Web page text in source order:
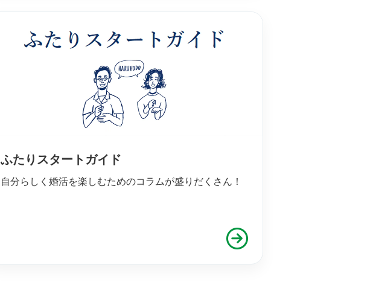
ふたりスタートガイド
自分らしく婚活を楽しむためのコラムが盛りだくさん！